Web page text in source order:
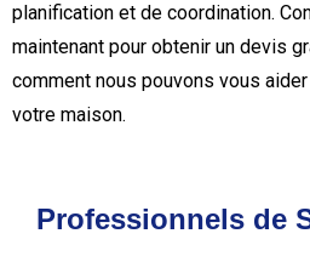
planification et de coordination.
maintenant pour obtenir un devis
comment nous pouvons vous
votre maison.
Professionnels de